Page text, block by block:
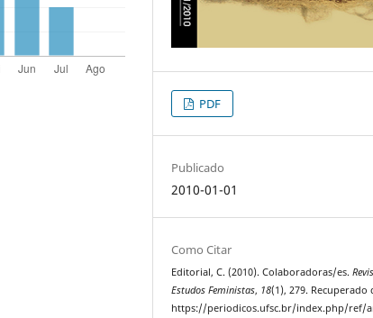
PDF
Publicado
2010-01-01
Como Citar
Editorial, C. (2010). Colaboradoras/es.
Estudos Feministas, 18(1), 279. Recuperado
https://periodicos.ufsc.br/index.php/ref/